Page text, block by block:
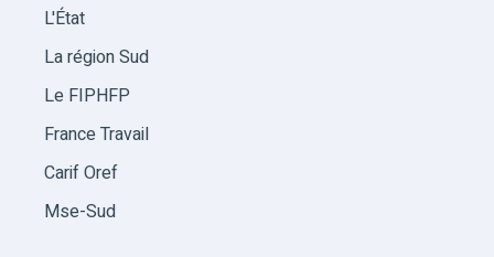
L'État
La région Sud
Le FIPHFP
France Travail
Carif Oref
Mse-Sud